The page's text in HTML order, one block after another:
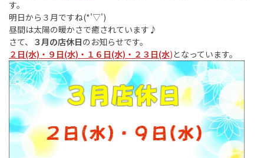
す。
明日から３月ですね(*'▽')
昼間は太陽の暖かさで癒されています♪
さて、 ３月の店休日のお知らせです。
２日(水)・９日(水)・１６日(水)・２３日(水) となっています。